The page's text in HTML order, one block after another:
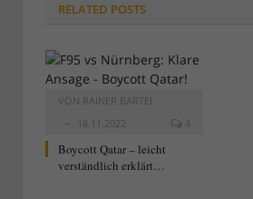
RELATED POSTS
VON RAINER BARTEL
18.11.2022
4
Boycott Qatar – leicht
verständlich erklärt…